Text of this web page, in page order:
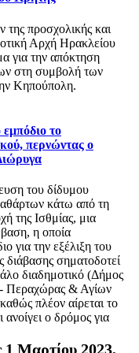
προσχολικής και
Αρχή Ηρακλείου
για την απόκτηση
στη συμβολή των
Κηπούπολη.
το
περνώντας ο
του δίδυμου
κάτω από τη
της Ισθμίας, μια
η οποία
για την εξέλιξη του
σηματοδοτεί
διαδημοτικό (Δήμος
Περαχώρας & Αγίων
πλέον αίρεται το
ανοίγει ο δρόμος για
1 Μαρτίου 2023,